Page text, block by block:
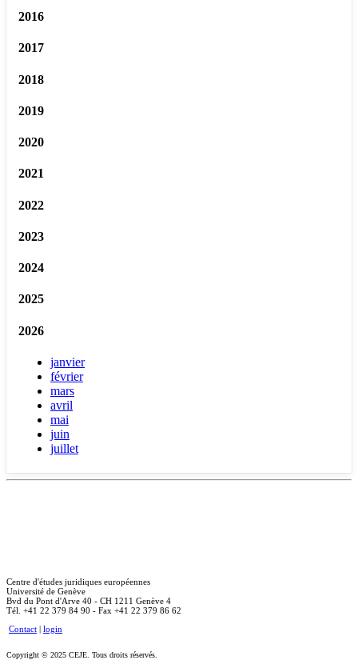
2016
2017
2018
2019
2020
2021
2022
2023
2024
2025
2026
janvier
février
mars
avril
mai
juin
juillet
Centre d'études juridiques européennes
Université de Genève
Bvd du Pont d'Arve 40 - CH 1211 Genève 4
Tél. +41 22 379 84 90 - Fax +41 22 379 86 62
Contact | login
Copyright © 2025 CEJE. Tous droits réservés.